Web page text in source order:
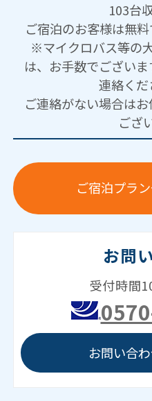
103台
ご宿泊のお客様は無料
※マイクロバス等の
は、お手数でござい
連絡くだ
ご連絡がない場合は
ござ
ご宿泊プラ
お問
受付時間
お問い合